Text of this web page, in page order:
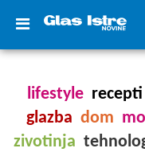
lifestyle recepti
glazba dom
zivotinja